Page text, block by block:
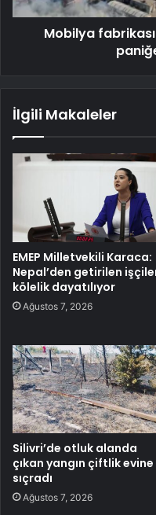
Mobilya
İlgili Makaleler
EMEP Milletvekili Karaca:
Nepal’den getirilen
kölelik dayatılıyor
Ağustos 7, 2026
Silivri’de otluk alanda
çıkan yangın çiftlik evine
sıçradı
Ağustos 7, 2026